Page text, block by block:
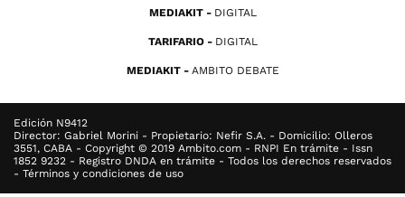
MEDIAKIT DIGITAL
TARIFARIO DIGITAL
MEDIAKIT AMBITO DEBATE
Edición N9412
Director: Gabriel Morini - Propietario: Nefir S.A. - Domicilio: Olleros
3551, CABA - Copyright © 2019 Ambito.com - RNPI En trámite - Issn
1852 9232 - Registro DNDA en trámite - Todos los derechos reservados
- Términos y condiciones de uso